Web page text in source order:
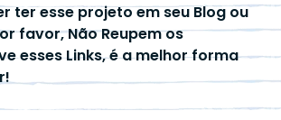
ter esse projeto em seu Blog ou
favor, Não Reupem os
esses Links, é a melhor forma